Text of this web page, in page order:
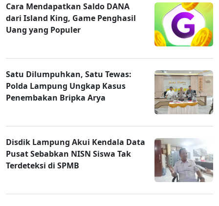
Cara Mendapatkan Saldo DANA
dari Island King, Game Penghasil
Uang yang Populer
Satu Dilumpuhkan, Satu Tewas:
Polda Lampung Ungkap Kasus
Penembakan Bripka Arya
Disdik Lampung Akui Kendala Data
Pusat Sebabkan NISN Siswa Tak
Terdeteksi di SPMB